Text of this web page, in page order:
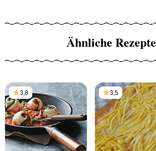
Ähnliche Rezepte
3,8 3,5